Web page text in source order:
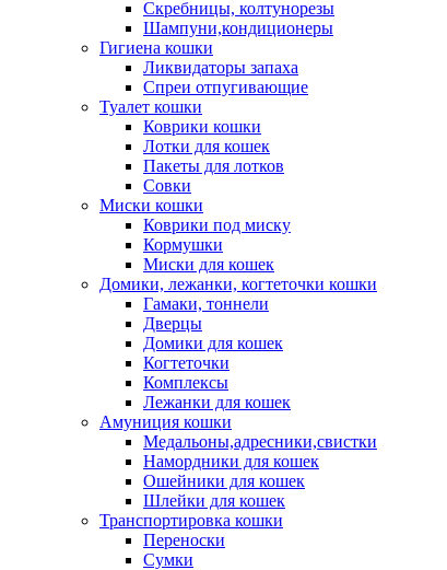
Скребницы, колтунорезы
Шампуни,кондиционеры
Гигиена кошки
Ликвидаторы запаха
Спреи отпугивающие
Туалет кошки
Коврики кошки
Лотки для кошек
Пакеты для лотков
Совки
Миски кошки
Коврики под миску
Кормушки
Миски для кошек
Домики, лежанки, когтеточки кошки
Гамаки, тоннели
Дверцы
Домики для кошек
Когтеточки
Комплексы
Лежанки для кошек
Амуниция кошки
Медальоны,адресники,свистки
Намордники для кошек
Ошейники для кошек
Шлейки для кошек
Транспортировка кошки
Переноски
Сумки